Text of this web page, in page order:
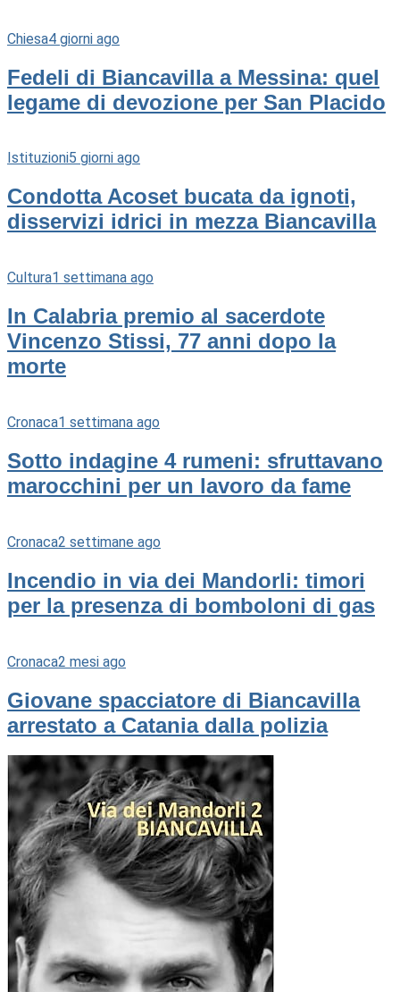
Chiesa4 giorni ago
Fedeli di Biancavilla a Messina: quel
legame di devozione per San Placido
Istituzioni5 giorni ago
Condotta Acoset bucata da ignoti,
disservizi idrici in mezza Biancavilla
Cultura1 settimana ago
In Calabria premio al sacerdote
Vincenzo Stissi, 77 anni dopo la
morte
Cronaca1 settimana ago
Sotto indagine 4 rumeni: sfruttavano
marocchini per un lavoro da fame
Cronaca2 settimane ago
Incendio in via dei Mandorli: timori
per la presenza di bomboloni di gas
Cronaca2 mesi ago
Giovane spacciatore di Biancavilla
arrestato a Catania dalla polizia